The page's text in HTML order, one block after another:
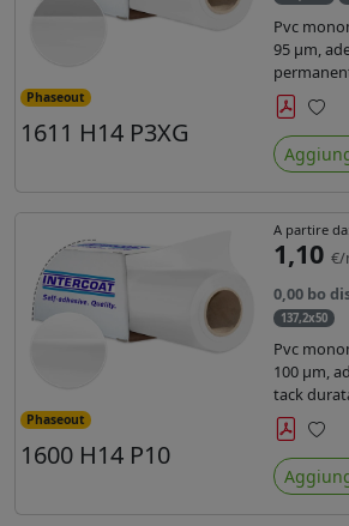
Phaseout
1611 H14 P3XG
Pvc
95 µm,
siliconata
anni,
al
solvente,
Phaseout
1600 H14 P10
A partire da:
1,10 €/
0,00 bo
137,2x50
Pvc
100 µm,
tack
per
uv latex,
Intercoat.